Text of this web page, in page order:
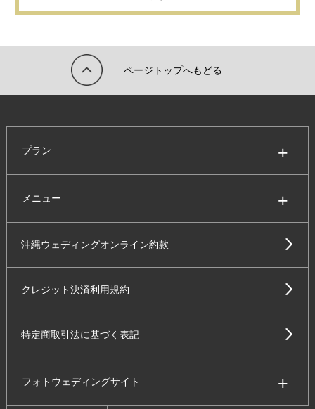
ページトップへもどる
プラン
メニュー
沖縄ウェディングオンライン約款
クレジット決済利用規約
特定商取引法に基づく表記
フォトウェディングサイト